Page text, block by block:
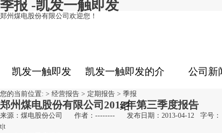
季报 -凯发一触即发
郑州煤电股份有限公司欢迎您！
凯发一触即发 凯发一触即发的介
绍
公司新
您的当前位置: > 经营报告 > 定期报告 > 季报
郑州煤电股份有限公司2012年第三季度报告
来源：煤电股份公司 作者：-------- 发布日期：2013-04-12
字号：
t t